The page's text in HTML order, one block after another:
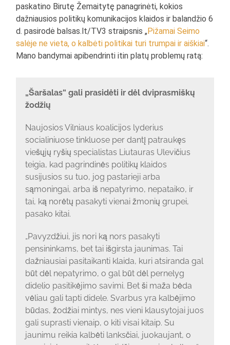
paskatino Birutę Žemaitytę panagrinėti, kokios
dažniausios politikų komunikacijos klaidos ir balandžio 6
d. pasirodė balsas.lt/TV3 straipsnis „Pižamai Seimo
salėje ne vieta, o kalbėti politikai turi trumpai ir aiškiai“.
Mano bandymai apibendrinti itin platų problemų ratą:
„Šaršalas“ gali prasidėti ir dėl dviprasmiškų
žodžių
Naujosios Vilniaus koalicijos lyderius
socialiniuose tinkluose per dantį patraukęs
viešųjų ryšių specialistas Liutauras Ulevičius
teigia, kad pagrindinės politikų klaidos
susijusios su tuo, jog pastarieji arba
sąmoningai, arba iš nepatyrimo, nepataiko, ir
tai, ką norėtų pasakyti vienai žmonių grupei,
pasako kitai.
„Pavyzdžiui, jis nori ką nors pasakyti
pensininkams, bet tai išgirsta jaunimas. Tai
dažniausiai pasitaikanti klaida, kuri atsiranda gal
būt dėl nepatyrimo, o gal būt dėl pernelyg
didelio pasitikėjimo savimi. Bet ši maža bėda
vėliau gali tapti didele. Svarbus yra kalbėjimo
būdas, žodžiai mintys, nes vieni klausytojai juos
gali suprasti vienaip, o kiti visai kitaip. Su
jaunimu reikia kalbėti lanksčiai, juokaujant, o